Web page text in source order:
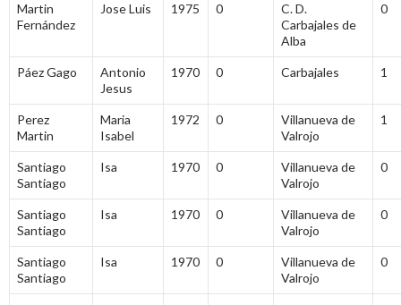
Martin
Fernández
Jose Luis 1975 0
C. D.
Carbajales de
Alba
0
Páez Gago
Antonio
Jesus
1970 0 Carbajales 1
Perez
Martin
Maria
Isabel
1972 0
Villanueva de
Valrojo
1
Santiago
Santiago
Isa 1970 0
Villanueva de
Valrojo
0
Santiago
Santiago
Isa 1970 0
Villanueva de
Valrojo
0
Santiago
Santiago
Isa 1970 0
Villanueva de
Valrojo
0